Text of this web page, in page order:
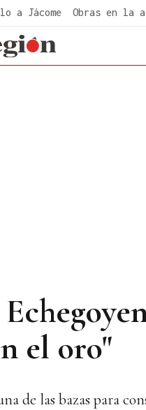
a Jácome Obras en la
el oro"
de las bazas para